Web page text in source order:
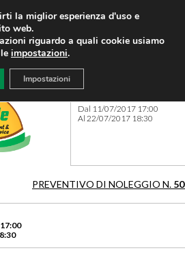
Dal 11/07/2017 17:00
Al 22/07/2017 18:30
PREVENTIVO DI NOLEGGIO N.
la miglior esperienza d'uso e
web.
riguardo a quali cookie usiamo
impostazioni.
Impostazioni